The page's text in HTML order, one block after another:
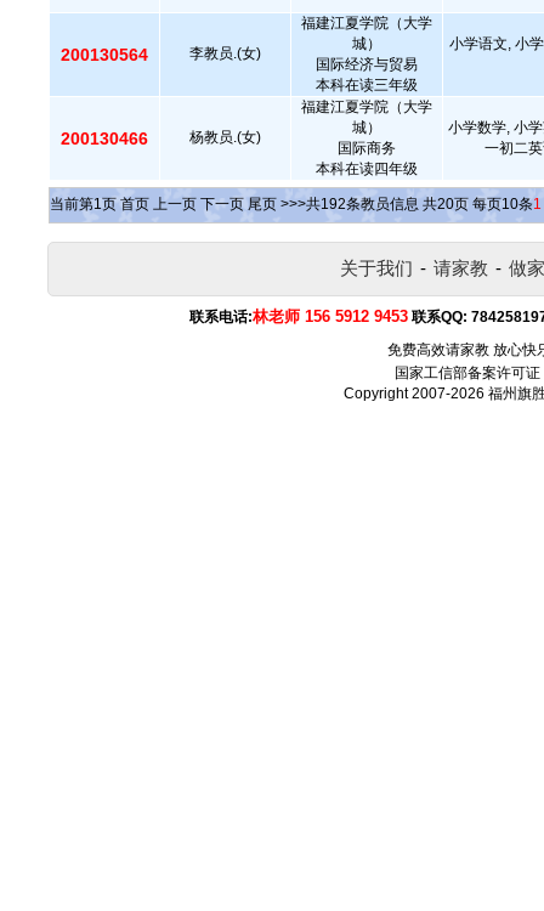
200130564 李教员.(女)
福建江夏学院（大学
城）
国际经济与贸易
本科在读三年级
小学语文, 小
200130466 杨教员.(女)
福建江夏学院（大学
城）
国际商务
本科在读四年级
小学数学, 小
一初二
当前第1页 首页 上一页 下一页 尾页 >>>共192条教员信息 共20页 每页10条1
关于我们 - 请家教 - 做
联系电话:林老师 156 5912 9453 联系QQ:
免费高效请家教 放心快
国家工信部备案许可证
Copyright 2007-2026 福州旗